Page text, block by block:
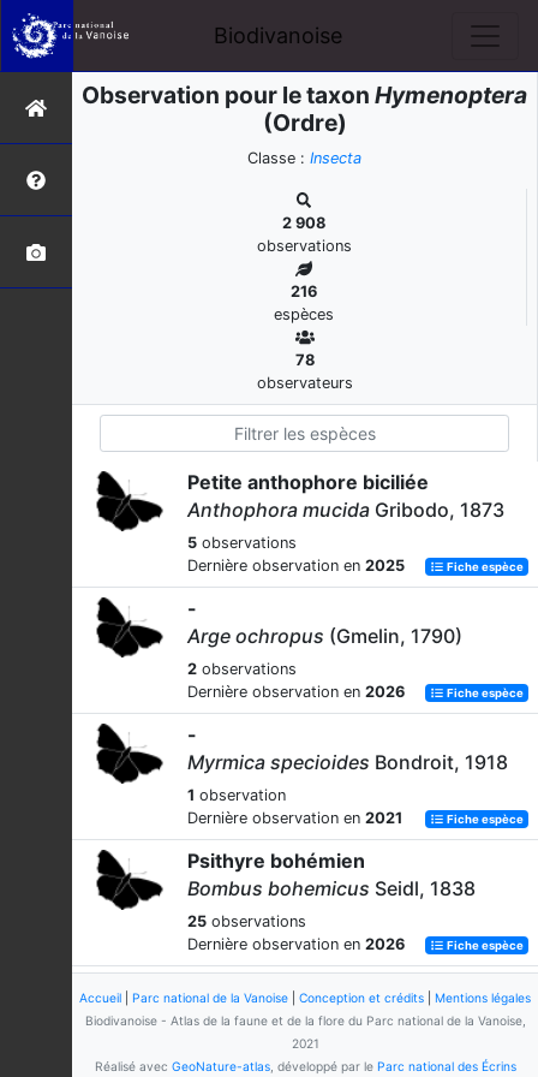
Biodivanoise
Observation pour le taxon Hymenoptera
(Ordre)
Classe : Insecta
2 908
observations
216
espèces
78
observateurs
Petite anthophore biciliée
Anthophora mucida Gribodo, 1873
5 observations
Dernière observation en 2025 Fiche espèce
-
Arge ochropus (Gmelin, 1790)
2 observations
Dernière observation en 2026 Fiche espèce
-
Myrmica specioides Bondroit, 1918
1 observation
Dernière observation en 2021 Fiche espèce
Psithyre bohémien
Bombus bohemicus Seidl, 1838
25 observations
Dernière observation en 2026 Fiche espèce
Lasioglossum subfasciatum(Imhoff,
1observation
Accueil Parc national de la Vanoise Conception et crédits
Mentions légales
Biodivanoise - Atlas de la faune et de la flore du Parc national de la Vanoise,
2021
Réalisé avec GeoNature-atlas, développé par le Parc national des Écrins